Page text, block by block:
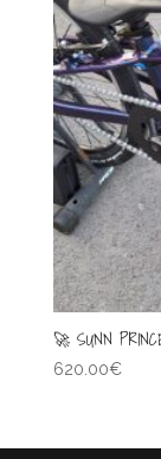
🚀 SUNN
620.00€